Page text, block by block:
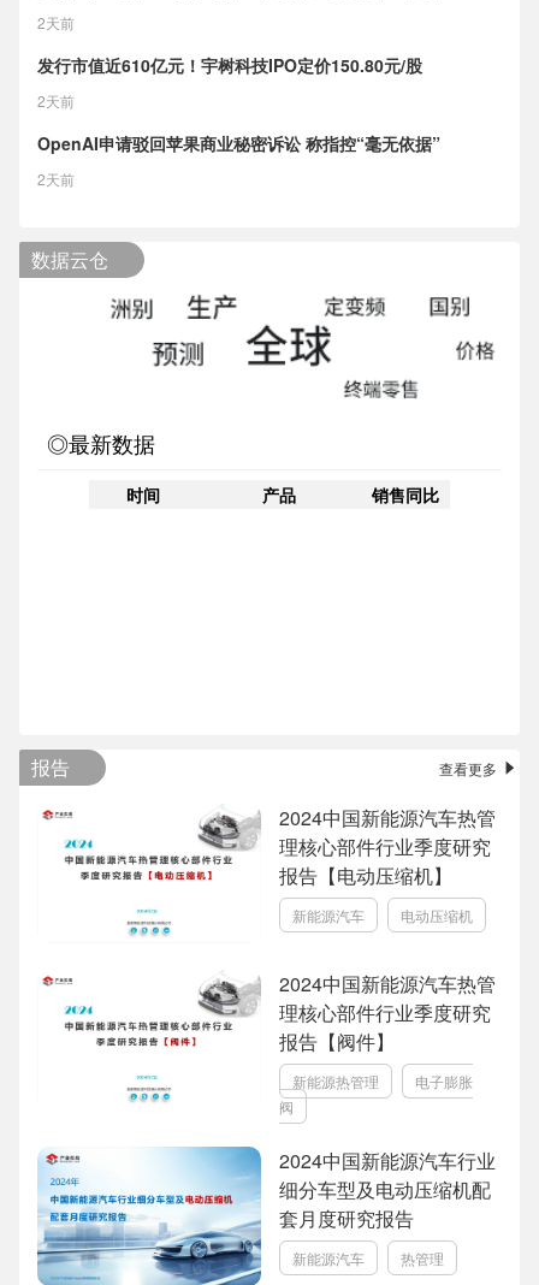
2天前
发行市值近610亿元！宇树科技IPO定价150.80元/股
2天前
OpenAI申请驳回苹果商业秘密诉讼 称指控“毫无依据”
2天前
数据云仓
◎最新数据
时间 产品 销售同比
报告 查看更多
2024中国新能源汽车热管
理核心部件行业季度研究
报告【电动压缩机】
新能源汽车 电动压缩机
2024中国新能源汽车热管
理核心部件行业季度研究
报告【阀件】
新能源热管理
电子膨胀
阀
2024中国新能源汽车行业
细分车型及电动压缩机配
套月度研究报告
新能源汽车 热管理